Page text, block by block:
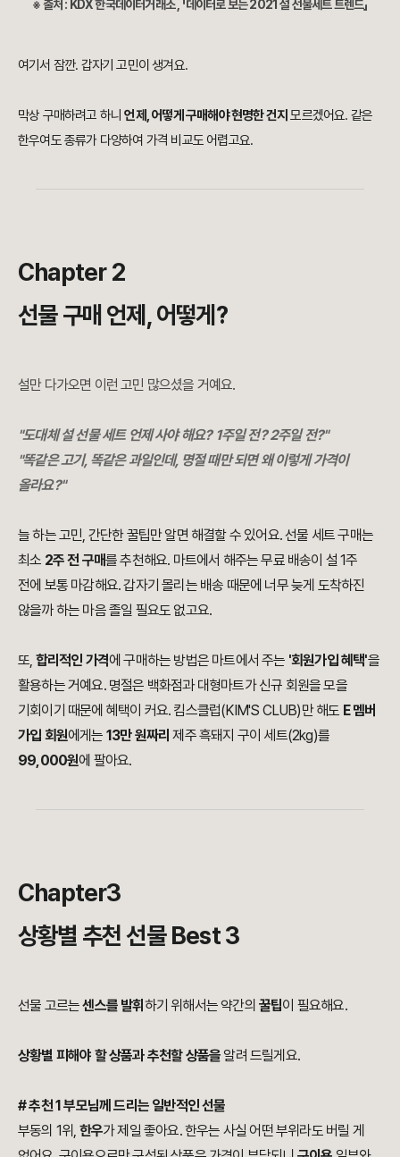
※ 출처 : KDX 한국데이터거래소 , 「데이터로 보는 2021 설 선물세트 트렌드」
여기서 잠깐. 갑자기 고민이 생겨요.
막상 구매하려고 하니언제, 어떻게 구매해야 현명한 건지 모르겠어요. 같은
한우여도 종류가 다양하여 가격 비교도 어렵고요.
Chapter 2
선물 구매 언제, 어떻게?
설만 다가오면 이런 고민 많으셨을 거예요.
"도대체 설 선물 세트 언제 사야 해요? 1주일 전? 2주일 전?"
"똑같은 고기, 똑같은 과일인데, 명절 때만 되면 왜 이렇게 가격이
올라요?"
늘 하는 고민, 간단한 꿀팁만 알면 해결할 수 있어요. 선물 세트 구매는
최소 2주 전 구매를 추천해요. 마트에서 해주는 무료 배송이 설 1주
전에 보통 마감해요. 갑자기 몰리는 배송 때문에 너무 늦게 도착하진
않을까 하는 마음 졸일 필요도 없고요.
또, 합리적인 가격에 구매하는 방법은 마트에서 주는 '회원가입 혜택'을
활용하는 거예요. 명절은 백화점과 대형마트가 신규 회원을 모을
기회이기 때문에 혜택이 커요. 킴스클럽(KIM'S CLUB)만 해도 E 멤버
가입 회원에게는 13만 원짜리 제주 흑돼지 구이 세트(2kg)를
99,000원에 팔아요.
Chapter3
상황별 추천 선물 Best 3
선물 고르는센스를 발휘 하기 위해서는 약간의꿀팁이 필요해요.
상황별 피해야 할 상품과 추천할 상품을 알려 드릴게요.
# 추천 1 부모님께 드리는 일반적인 선물
부동의 1위, 한우가 제일 좋아요.한우는 사실 어떤 부위라도 버릴 게